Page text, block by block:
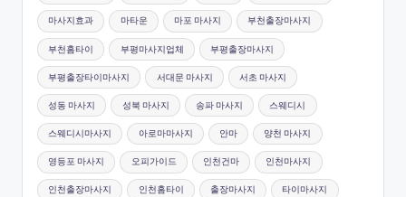
마사지효과 마타운 마포 마사지 부천출장마사지
부천홈타이 부평마사지업체 부평출장마사지
부평출장타이마사지 서대문 마사지 서초 마사지
성동 마사지 성북 마사지 송파 마사지 스웨디시
스웨디시마사지 아로마마사지 안마 양천 마사지
영등포 마사지 오피가이드 인천건마 인천마사지
인천출장마사지 인천홈타이 출장마사지 타이마사지